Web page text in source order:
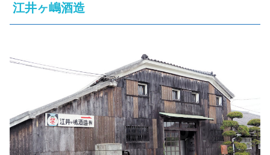
江井ヶ嶋酒造